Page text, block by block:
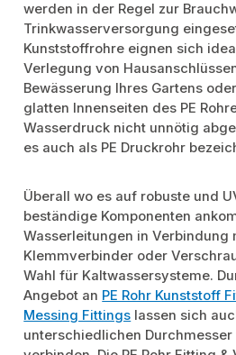
werden in der Regel zur
Trinkwasserversorgung
Kunststoffrohre eignen sich
Verlegung von
Bewässerung Ihres Gartens
glatten Innenseiten des PE
Wasserdruck nicht unnötig
es auch als PE Druckrohr
Überall wo es auf robuste und
beständige Komponenten
Wasserleitungen in Verbindung
Klemmverbinder oder
Wahl für Kaltwassersysteme.
Angebot an PE Rohr Kunststoff
Messing Fittings lassen sich
unterschiedlichen